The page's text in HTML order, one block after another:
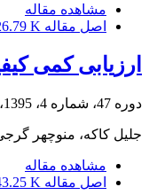
مشاهده مقاله
اصل مقاله K
ارزیابی کمی
دوره 47، شماره 4، 1395، صفحه
جلیل کاکه، منوچهر
مشاهده مقاله
اصل مقاله K